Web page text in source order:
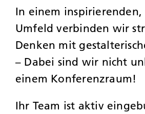
In einem
Umfeld verbinden wir
Denken mit
– Dabei sind wir nicht
einem Konferenzraum!
Ihr Team ist aktiv